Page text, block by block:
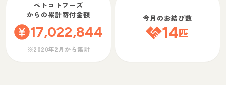
ペトコトフーズ
からの累計寄付金額
17,022,844
※2020年2月から集計
今月のお結び数
14匹